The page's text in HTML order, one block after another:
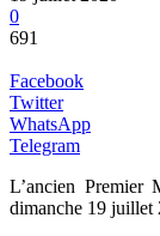
0
691
Facebook
Twitter
WhatsApp
Telegram
L’ancien Premier
dimanche 19 juillet